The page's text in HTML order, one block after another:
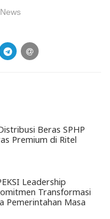
News
Beras SPHP
Premium di Ritel
Leadership
Transformasi
Pemerintahan Masa